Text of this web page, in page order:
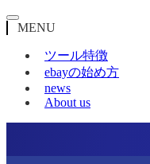
MENU
ツール特徴
ebayの始め方
news
About us